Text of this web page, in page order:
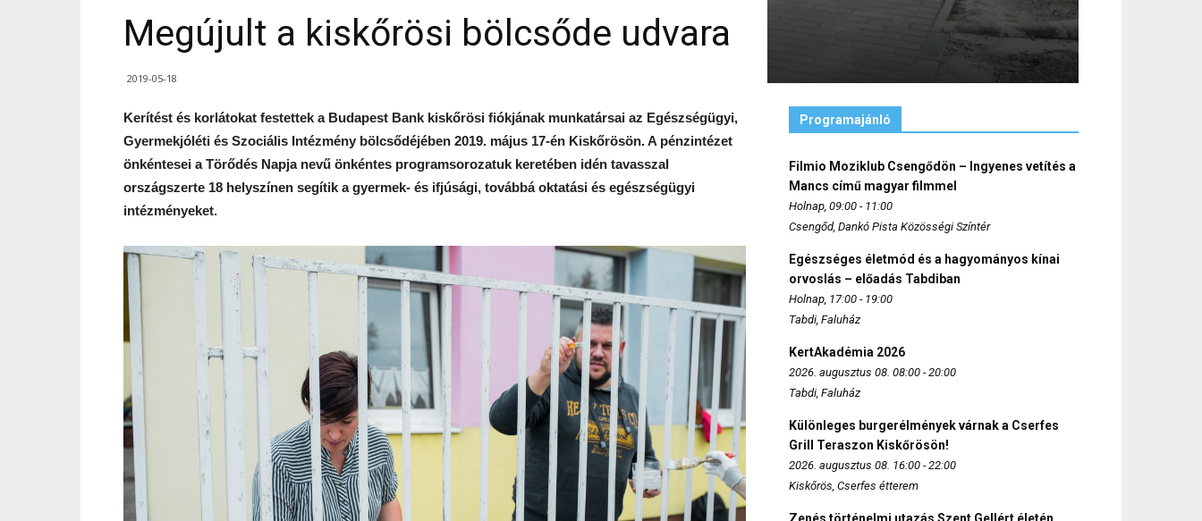
Megújult a kiskőrösi bölcsőde udvara
2019-05-18
Kerítést és korlátokat festettek a Budapest Bank kiskőrösi fiókjának munkatársai az Egészségügyi,
Gyermekjóléti és Szociális Intézmény bölcsődéjében 2019. május 17-én Kiskőrösön. A pénzintézet
önkéntesei a Törődés Napja nevű önkéntes programsorozatuk keretében idén tavasszal
országszerte 18 helyszínen segítik a gyermek- és ifjúsági, továbbá oktatási és egészségügyi
intézményeket.
Programajánló
Filmio Moziklub Csengődön – Ingyenes vetítés a
Mancs című magyar filmmel
Holnap, 09:00 - 11:00
Csengőd, Dankó Pista Közösségi Színtér
Egészséges életmód és a hagyományos kínai
orvoslás – előadás Tabdiban
Holnap, 17:00 - 19:00
Tabdi, Faluház
KertAkadémia 2026
2026. augusztus 08. 08:00 - 20:00
Tabdi, Faluház
Különleges burgerélmények várnak a Cserfes
Grill Teraszon Kiskőrösön!
2026. augusztus 08. 16:00 - 22:00
Kiskőrös, Cserfes étterem